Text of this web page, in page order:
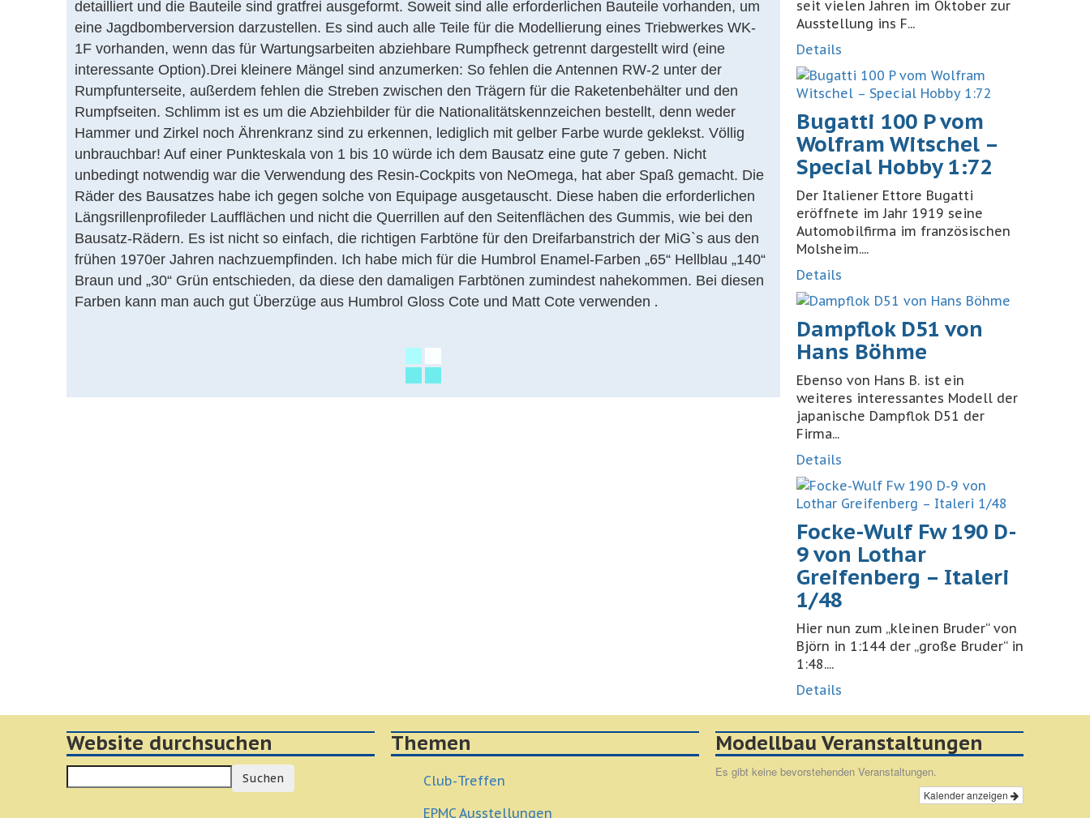
detailliert und die Bauteile sind gratfrei ausgeformt. Soweit sind alle erforderlichen Bauteile vorhanden, um
eine Jagdbomberversion darzustellen. Es sind auch alle Teile für die Modellierung eines Triebwerkes WK-
1F vorhanden, wenn das für Wartungsarbeiten abziehbare Rumpfheck getrennt dargestellt wird (eine
interessante Option).Drei kleinere Mängel sind anzumerken: So fehlen die Antennen RW-2 unter der
Rumpfunterseite, außerdem fehlen die Streben zwischen den Trägern für die Raketenbehälter und den
Rumpfseiten. Schlimm ist es um die Abziehbilder für die Nationalitätskennzeichen bestellt, denn weder
Hammer und Zirkel noch Ährenkranz sind zu erkennen, lediglich mit gelber Farbe wurde geklekst. Völlig
unbrauchbar! Auf einer Punkteskala von 1 bis 10 würde ich dem Bausatz eine gute 7 geben. Nicht
unbedingt notwendig war die Verwendung des Resin-Cockpits von NeOmega, hat aber Spaß gemacht. Die
Räder des Bausatzes habe ich gegen solche von Equipage ausgetauscht. Diese haben die erforderlichen
Längsrillenprofileder Laufflächen und nicht die Querrillen auf den Seitenflächen des Gummis, wie bei den
Bausatz-Rädern. Es ist nicht so einfach, die richtigen Farbtöne für den Dreifarbanstrich der MiG`s aus den
frühen 1970er Jahren nachzuempfinden. Ich habe mich für die Humbrol Enamel-Farben „65“ Hellblau „140“
Braun und „30“ Grün entschieden, da diese den damaligen Farbtönen zumindest nahekommen. Bei diesen
Farben kann man auch gut Überzüge aus Humbrol Gloss Cote und Matt Cote verwenden .
seit vielen Jahren im Oktober zur
Ausstellung ins F...
Details
Bugatti 100 P vom
Wolfram Witschel –
Special Hobby 1:72
Der Italiener Ettore Bugatti
eröffnete im Jahr 1919 seine
Automobilfirma im französischen
Molsheim....
Details
Dampflok D51 von
Hans Böhme
Ebenso von Hans B. ist ein
weiteres interessantes Modell der
japanische Dampflok D51 der
Firma...
Details
Focke-Wulf Fw 190 D-
9 von Lothar
Greifenberg – Italeri
1/48
Hier nun zum „kleinen Bruder“ von
Björn in 1:144 der „große Bruder“ in
1:48....
Details
Website durchsuchen
Suchen
Themen
Club-Treffen
EPMC Ausstellungen
Modellbau Veranstaltungen
Es gibt keine bevorstehenden Veranstaltungen.
Kalender anzeigen